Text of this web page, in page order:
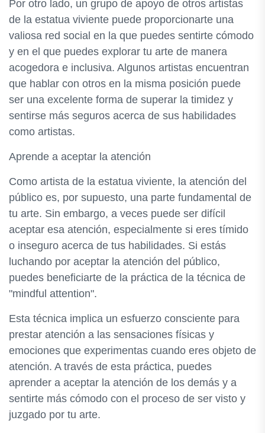
Por otro lado, un grupo de apoyo de otros artistas
de la estatua viviente puede proporcionarte una
valiosa red social en la que puedes sentirte cómodo
y en el que puedes explorar tu arte de manera
acogedora e inclusiva. Algunos artistas encuentran
que hablar con otros en la misma posición puede
ser una excelente forma de superar la timidez y
sentirse más seguros acerca de sus habilidades
como artistas.
Aprende a aceptar la atención
Como artista de la estatua viviente, la atención del
público es, por supuesto, una parte fundamental de
tu arte. Sin embargo, a veces puede ser difícil
aceptar esa atención, especialmente si eres tímido
o inseguro acerca de tus habilidades. Si estás
luchando por aceptar la atención del público,
puedes beneficiarte de la práctica de la técnica de
"mindful attention".
Esta técnica implica un esfuerzo consciente para
prestar atención a las sensaciones físicas y
emociones que experimentas cuando eres objeto de
atención. A través de esta práctica, puedes
aprender a aceptar la atención de los demás y a
sentirte más cómodo con el proceso de ser visto y
juzgado por tu arte.